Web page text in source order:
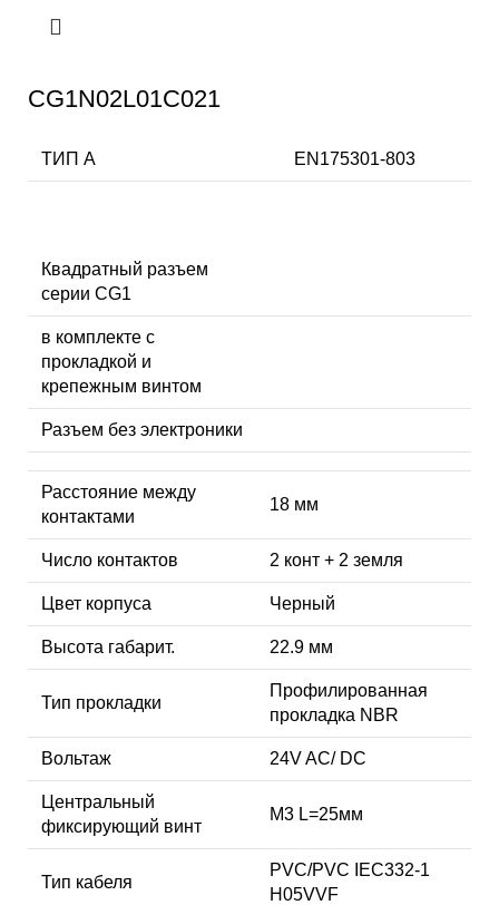
CG1N02L01C021
ТИП А EN175301-803
Квадратный разъем
серии CG1
в комплекте с
прокладкой и
крепежным винтом
Разъем без электроники
Расстояние между
контактами
18 мм
Число контактов 2 конт + 2 земля
Цвет корпуса Черный
Высота габарит. 22.9 мм
Тип прокладки
Профилированная
прокладка NBR
Вольтаж 24V AC/ DC
Центральный
фиксирующий винт
M3 L=25мм
Тип кабеля
PVC/PVC IEC332-1
H05VVF